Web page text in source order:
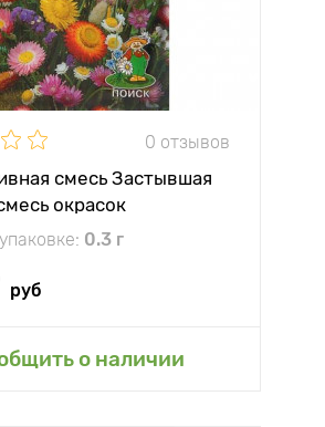
0 отзывов
смесь Застывшая
окрасок
0.3 г
руб
о наличии